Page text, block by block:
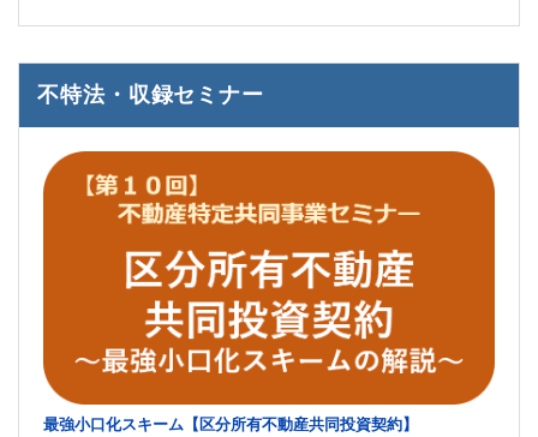
不特法・収録セミナー
最強小口化スキーム【区分所有不動産共同投資契約】